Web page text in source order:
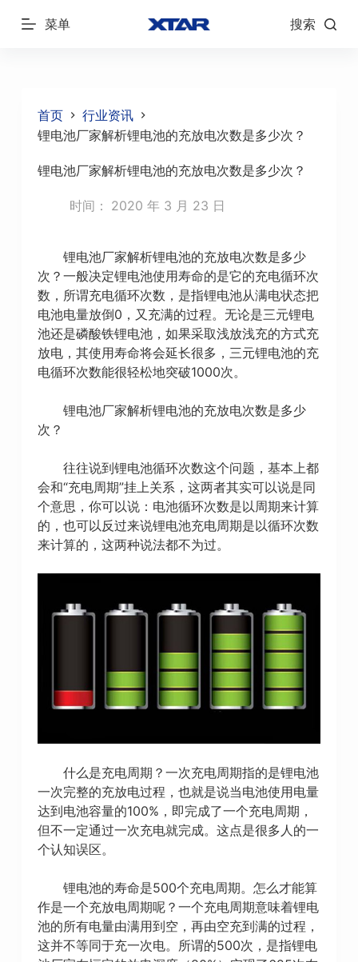
跳
菜单 搜索
首页
行业资讯
锂电池厂家解析锂电池的充放电次数是多少次？
锂电池厂家解析锂电池的充放电次数是多少次？
时间： 2020 年 3 月 23 日
锂电池厂家解析锂电池的充放电次数是多少
次？一般决定锂电池使用寿命的是它的充电循环次
数，所谓充电循环次数，是指锂电池从满电状态把
电池电量放倒0，又充满的过程。无论是三元锂电
池还是磷酸铁锂电池，如果采取浅放浅充的方式充
放电，其使用寿命将会延长很多，三元锂电池的充
电循环次数能很轻松地突破1000次。
锂电池厂家解析锂电池的充放电次数是多少
次？
往往说到锂电池循环次数这个问题，基本上都
会和“充电周期”挂上关系，这两者其实可以说是同
个意思，你可以说：电池循环次数是以周期来计算
的，也可以反过来说锂电池充电周期是以循环次数
来计算的，这两种说法都不为过。
什么是充电周期？一次充电周期指的是锂电池
一次完整的充放电过程，也就是说当电池使用电量
达到电池容量的100%，即完成了一个充电周期，
但不一定通过一次充电就完成。这点是很多人的一
个认知误区。
锂电池的寿命是500个充电周期。怎么才能算
作是一个充放电周期呢？一个充电周期意味着锂电
池的所有电量由满用到空，再由空充到满的过程，
这并不等同于充一次电。所谓的500次，是指锂电